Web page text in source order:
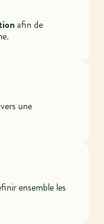
afin de
une
ensemble les